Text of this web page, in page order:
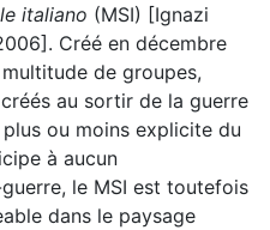
italiano (MSI) [Ignazi
Créé en décembre
de groupes,
au sortir de la guerre
ou moins explicite du
à aucun
le MSI est toutefois
dans le paysage